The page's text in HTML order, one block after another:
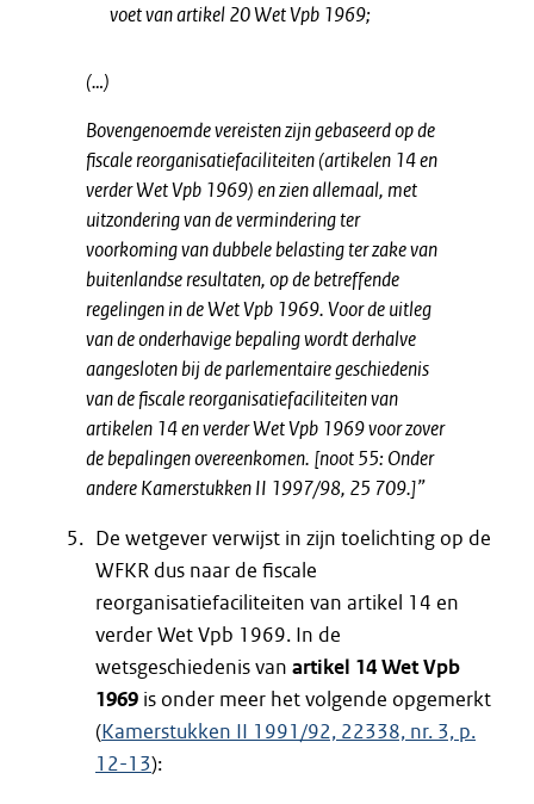
voet van artikel 20 Wet Vpb 1969;
(…)
Bovengenoemde vereisten zijn gebaseerd op de
fiscale reorganisatiefaciliteiten (artikelen 14 en
verder Wet Vpb 1969) en zien allemaal, met
uitzondering van de vermindering ter
voorkoming van dubbele belasting ter zake van
buitenlandse resultaten, op de betreffende
regelingen in de Wet Vpb 1969. Voor de uitleg
van de onderhavige bepaling wordt derhalve
aangesloten bij de parlementaire geschiedenis
van de fiscale reorganisatiefaciliteiten van
artikelen 14 en verder Wet Vpb 1969 voor zover
de bepalingen overeenkomen. [noot 55: Onder
andere Kamerstukken II 1997/98, 25 709.]”
De wetgever verwijst in zijn toelichting op de
WFKR dus naar de fiscale
reorganisatiefaciliteiten van artikel 14 en
verder Wet Vpb 1969. In de
wetsgeschiedenis van artikel 14 Wet Vpb
1969 is onder meer het volgende opgemerkt
(Kamerstukken II 1991/92, 22338, nr. 3, p.
12-13):